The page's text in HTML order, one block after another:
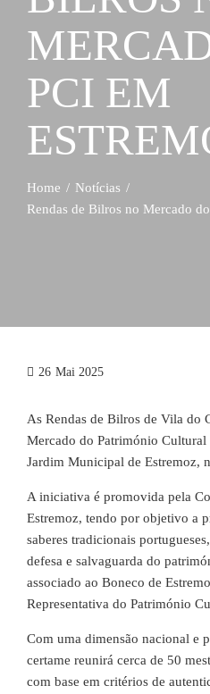
PCI EM
Home
Notícias
Rendas de Bilros no Mercado
26 Mai 2025
As Rendas de Bilros de Vila do
Mercado do Património
Jardim Municipal de Estremoz,
A iniciativa é promovida pela
Estremoz, tendo por objetivo a
saberes tradicionais
defesa e salvaguarda do
associado ao Boneco de
Representativa do Património
Com uma dimensão nacional e
certame reunirá cerca de 50
com base em critérios de